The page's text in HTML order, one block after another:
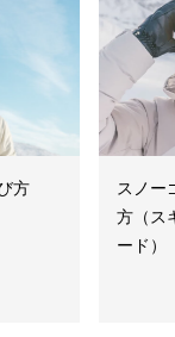
方
スノー
方（ス
ード）